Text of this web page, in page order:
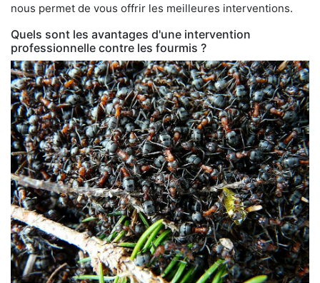
nous permet de vous offrir les meilleures interventions.
Quels sont les avantages d'une intervention
professionnelle contre les fourmis ?